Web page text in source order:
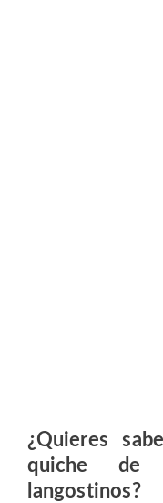
¿Quieres
quiche de
langostinos?